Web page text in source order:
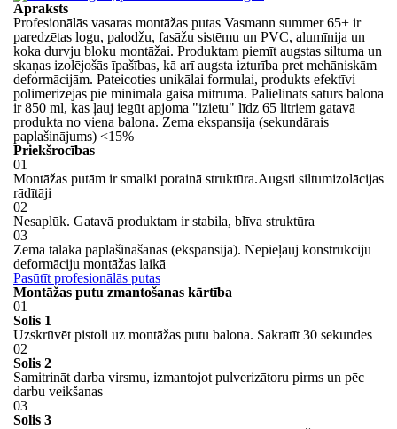
Apraksts
Profesionālās vasaras montāžas putas Vasmann summer 65+ ir
paredzētas logu, palodžu, fasāžu sistēmu un PVC, alumīnija un
koka durvju bloku montāžai. Produktam piemīt augstas siltuma un
skaņas izolējošās īpašības, kā arī augsta izturība pret mehāniskām
deformācijām. Pateicoties unikālai formulai, produkts efektīvi
polimerizējas pie minimāla gaisa mitruma. Palielināts saturs balonā
ir 850 ml, kas ļauj iegūt apjoma "izietu" līdz 65 litriem gatavā
produkta no viena balona. Zema ekspansija (sekundārais
paplašinājums) <15%
Priekšrocības
01
Montāžas putām ir smalki porainā struktūra.Augsti siltumizolācijas
rādītāji
02
Nesaplūk. Gatavā produktam ir stabila, blīva struktūra
03
Zema tālāka paplašināšanas (ekspansija). Nepieļauj konstrukciju
deformāciju montāžas laikā
Pasūtīt profesionālās putas
Montāžas putu zmantošanas kārtība
01
Solis 1
Uzskrūvēt pistoli uz montāžas putu balona. Sakratīt 30 sekundes
02
Solis 2
Samitrināt darba virsmu, izmantojot pulverizātoru pirms un pēc
darbu veikšanas
03
Solis 3